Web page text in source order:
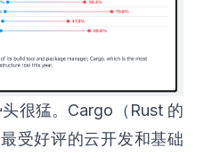
很猛。Cargo（Rust 的
受好评的云开发和基础